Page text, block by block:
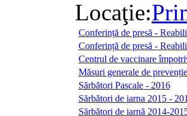
Locaţie:
Conferință de presă -
Conferință de presă -
Centrul de vaccinare
Măsuri generale de
Sărbători Pascale - 2016
Sărbători de iarna 2015 -
Sărbători de iarnă 2014-